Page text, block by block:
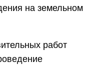
на земельном
работ